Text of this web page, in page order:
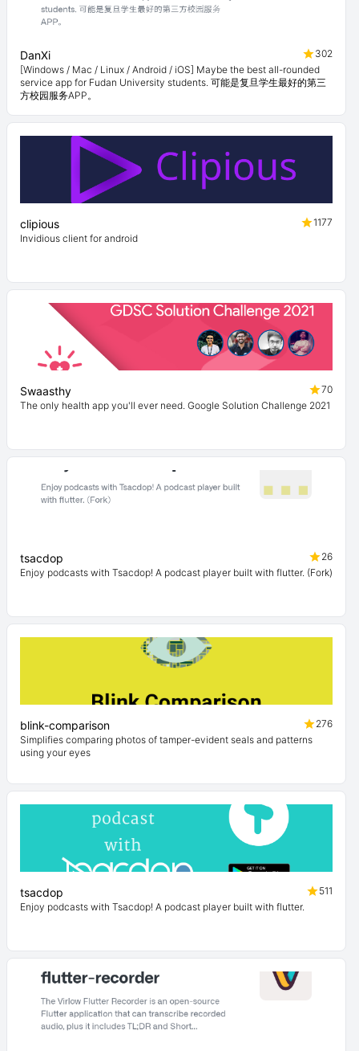
DanXi
302
[Windows / Mac / Linux / Android / iOS] Maybe the best all-rounded
service app for Fudan University students. 可能是复旦学生最好的第三
方校园服务APP。
clipious
1177
Invidious client for android
Swaasthy
70
The only health app you'll ever need. Google Solution Challenge 2021
tsacdop
26
Enjoy podcasts with Tsacdop! A podcast player built with flutter. (Fork)
blink-comparison
276
Simplifies comparing photos of tamper-evident seals and patterns
using your eyes
tsacdop
511
Enjoy podcasts with Tsacdop! A podcast player built with flutter.